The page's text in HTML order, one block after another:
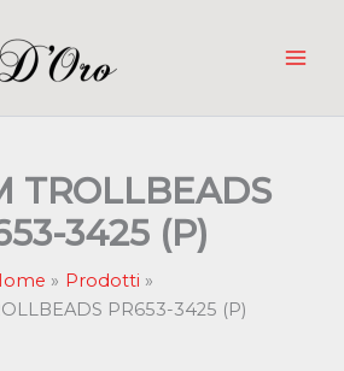
TROLLBEADS
3425 (P)
Prodotti
PR653-3425 (P)